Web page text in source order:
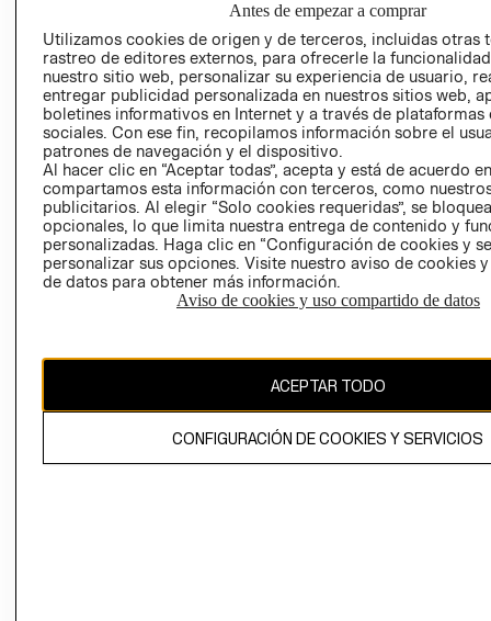
PRENSA
RELACIÓN CON
INVERSIONISTAS
POLÍTICA
EMPRESARIAL
- RETIRO EN
TIENDA
TÉRMINOS Y
CONDICIONES
PRIVACIDAD
GIFT CARD
AVISO DE
COOKIES
Uruguay ($U)
Antes de empezar a comprar
Utilizamos cookies de origen y de terceros, incluidas otras
rastreo de editores externos, para ofrecerle la
nuestro sitio web, personalizar su experiencia de usuario,
entregar publicidad personalizada en nuestros sitios web,
boletines informativos en Internet y a través de plataformas
sociales. Con ese fin, recopilamos información sobre el
patrones de navegación y el dispositivo.
Al hacer clic en “Aceptar todas”, acepta y está de acuerdo
compartamos esta información con terceros, como
publicitarios. Al elegir “Solo cookies requeridas”, se
opcionales, lo que limita nuestra entrega de contenido y
personalizadas. Haga clic en “Configuración de cookies y
personalizar sus opciones. Visite nuestro aviso de cookies
de datos para obtener más información.
Aviso de cookies y uso compartido de datos
ACEPTAR TODO
CONFIGURACIÓN DE COOKIES Y SERVICIOS